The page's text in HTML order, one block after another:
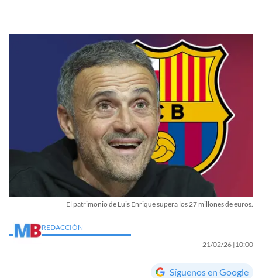
El patrimonio de Luis Enrique supera los 27 millones de euros.
REDACCIÓN
21/02/26 |10:00
Síguenos en Google